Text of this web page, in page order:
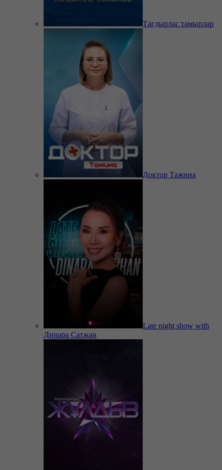
Тағдырлас тамырлар
Доктор Тажина
Late night show with
Динара Сатжан